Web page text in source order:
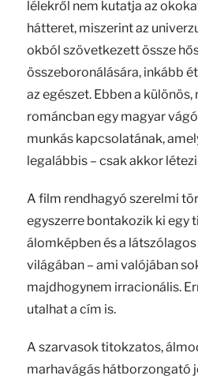
lélekről nem kutatja az
hátteret, miszerint az
okból szövetkezett össze
összeboronálására, inkább
az egészet. Ebben a
románcban egy magyar
munkás kapcsolatának,
legalábbis – csak akkor
A film rendhagyó szerelmi
egyszerre bontakozik ki egy
álomképben és a
világában – ami valójában
majdhogynem irracionális.
utalhat a cím is.
A szarvasok titokzatos,
marhavágás hátborzongató